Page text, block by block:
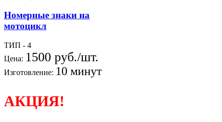
Номерные знаки на
мотоцикл
ТИП - 4
Цена: 1500 руб./шт.
Изготовление: 10 минут
АКЦИЯ!